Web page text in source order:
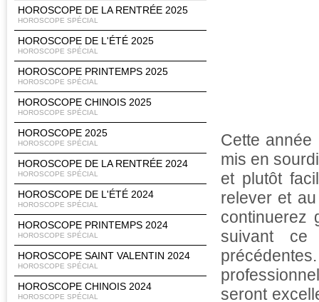
HOROSCOPE DE LA RENTRÉE 2025
HOROSCOPE SPÉCIAL
HOROSCOPE DE L'ÉTÉ 2025
HOROSCOPE SPÉCIAL
HOROSCOPE PRINTEMPS 2025
HOROSCOPE SPÉCIAL
HOROSCOPE CHINOIS 2025
HOROSCOPE SPÉCIAL
HOROSCOPE 2025
HOROSCOPE SPÉCIAL
HOROSCOPE DE LA RENTRÉE 2024
HOROSCOPE SPÉCIAL
HOROSCOPE DE L'ÉTÉ 2024
HOROSCOPE SPÉCIAL
HOROSCOPE PRINTEMPS 2024
HOROSCOPE SPÉCIAL
HOROSCOPE SAINT VALENTIN 2024
HOROSCOPE SPÉCIAL
HOROSCOPE CHINOIS 2024
HOROSCOPE SPÉCIAL
Cette
mis en
et plutôt
relever et
continuerez
suivant
seront